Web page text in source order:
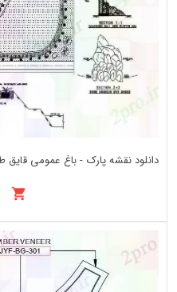
دانلود نقشه پارک - باغ عمومی قایق